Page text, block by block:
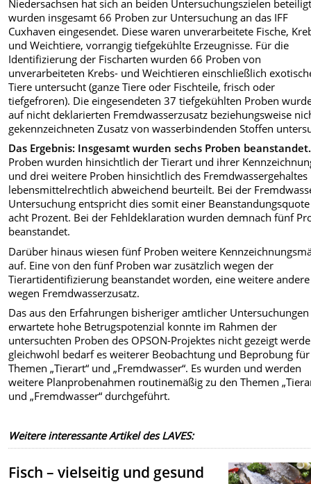
Niedersachsen hat sich an beiden Untersuchungszielen
wurden insgesamt 66 Proben zur Untersuchung an das IFF
Cuxhaven eingesendet. Diese waren unverarbeitete Fische,
und Weichtiere, vorrangig tiefgekühlte Erzeugnisse. Für die
Identifizierung der Fischarten wurden 66 Proben von
unverarbeiteten Krebs- und Weichtieren einschließlich
Tiere untersucht (ganze Tiere oder Fischteile, frisch oder
tiefgefroren). Die eingesendeten 37 tiefgekühlten Proben
auf nicht deklarierten Fremdwasserzusatz beziehungsweise
gekennzeichneten Zusatz von wasserbindenden Stoffen
Das Ergebnis: Insgesamt wurden sechs Proben beanstandet.
Proben wurden hinsichtlich der Tierart und ihrer
und drei weitere Proben hinsichtlich des Fremdwassergehaltes
lebensmittelrechtlich abweichend beurteilt. Bei der
Untersuchung entspricht dies somit einer
acht Prozent. Bei der Fehldeklaration wurden demnach fünf
beanstandet.
Darüber hinaus wiesen fünf Proben weitere
auf. Eine von den fünf Proben war zusätzlich wegen der
Tierartidentifizierung beanstandet worden, eine weitere andere
wegen Fremdwasserzusatz.
Das aus den Erfahrungen bisheriger amtlicher Untersuchungen
erwartete hohe Betrugspotenzial konnte im Rahmen der
untersuchten Proben des OPSON-Projektes nicht gezeigt
gleichwohl bedarf es weiterer Beobachtung und Beprobung
Themen „Tierart“ und „Fremdwasser“. Es wurden und werden
weitere Planprobenahmen routinemäßig zu den Themen
und „Fremdwasser“ durchgeführt.
Weitere interessante Artikel des LAVES:
Fisch – vielseitig und gesund